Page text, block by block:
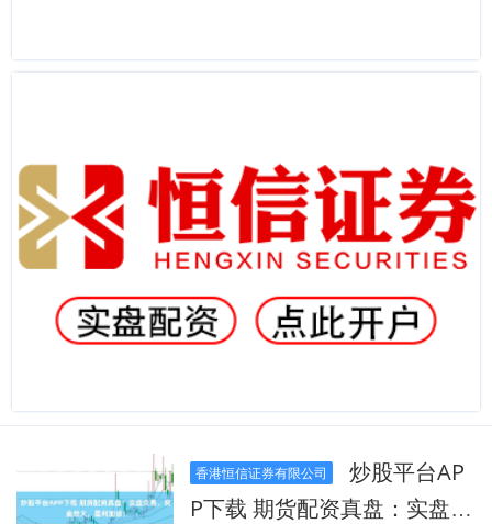
香港恒信证券有限公司
炒股平台AP
P下载 期货配资真盘：实盘交